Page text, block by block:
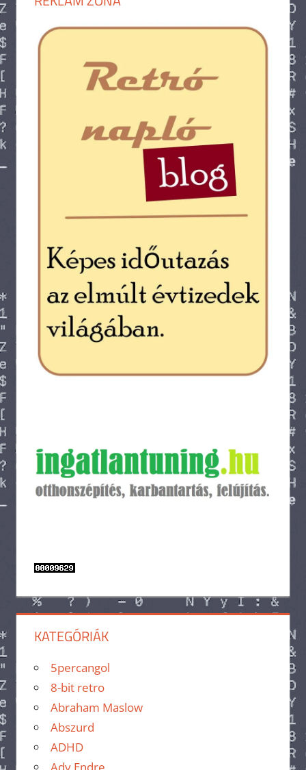
KATEGÓRIÁK
5percangol
8-bit retro
Abraham Maslow
Abszurd
ADHD